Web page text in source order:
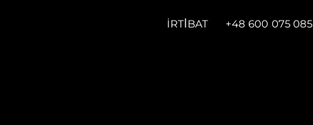
İRTİBAT +48 600 075 085